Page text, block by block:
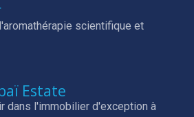
scientifique et
Estate
dans l'immobilier d'exception à